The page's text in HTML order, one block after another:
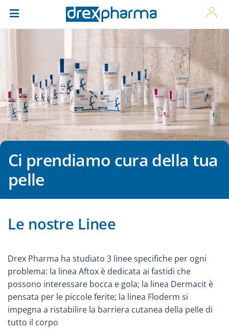
Ci prendiamo cura della tua
pelle
Le nostre Linee
Drex Pharma ha studiato 3 linee specifiche per ogni
problema: la linea Aftox è dedicata ai fastidi che
possono interessare bocca e gola; la linea Dermacit è
pensata per le piccole ferite; la linea Floderm si
impegna a ristabilire la barriera cutanea della pelle di
tutto il corpo